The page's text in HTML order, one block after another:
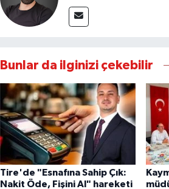
Bunlar da ilginizi çekebilir
Tire'de "Esnafına Sahip Çık:
Nakit Öde, Fişini Al" hareketi